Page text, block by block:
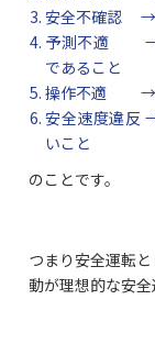
安全不確認 →
予測不適 →
であること
操作不適 →
安全速度違反
いこと
のことです。
つまり安全運転
動が理想的な安